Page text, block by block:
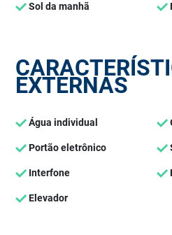
Sol da manhã
EXTERNAS
Água individual
Portão eletrônico
Interfone
Elevador